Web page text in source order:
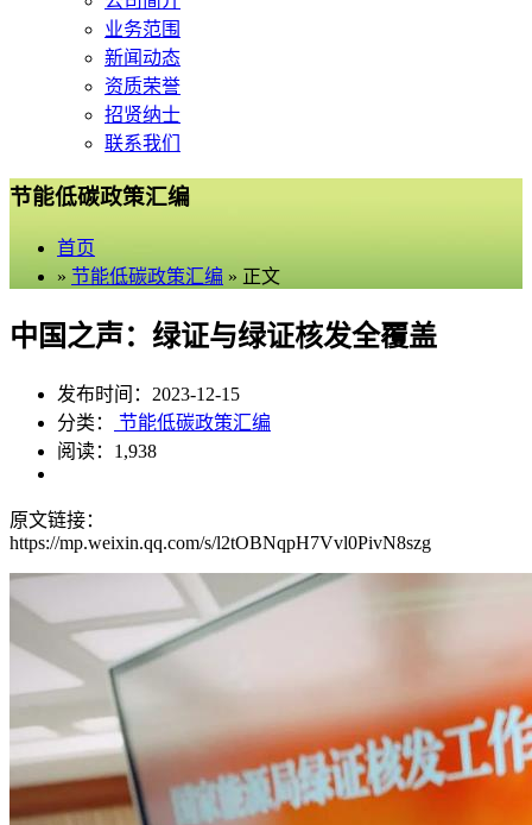
业务范围
新闻动态
资质荣誉
招贤纳士
联系我们
节能低碳政策汇编
首页
» 节能低碳政策汇编 » 正文
中国之声：绿证与绿证核发全覆盖
发布时间：2023-12-15
分类：
节能低碳政策汇编
阅读：1,938
原文链接：
https://mp.weixin.qq.com/s/l2tOBNqpH7Vvl0PivN8szg